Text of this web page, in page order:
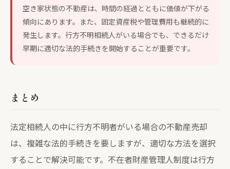
空き家状態の不動産は、時間の経過とともに価値が下がる
傾向にあります。また、固定資産税や管理費用も継続的に
発生します。行方不明相続人がいる場合でも、できるだけ
早期に適切な法的手続きを開始することが重要です。
まとめ
法定相続人の中に行方不明者がいる場合の不動産売却
は、複雑な法的手続きを要しますが、適切な方法を選択
することで解決可能です。不在者財産管理人制度は行方